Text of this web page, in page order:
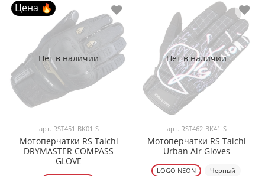
Нет в наличии
Цена 🔥
арт. RST451-BK01-S
Мотоперчатки RS Taichi
DRYMASTER COMPASS
GLOVE
Нет в наличии
арт. RST462-BK41-S
Мотоперчатки RS Taichi
Urban Air Gloves
LOGO NEON Черный